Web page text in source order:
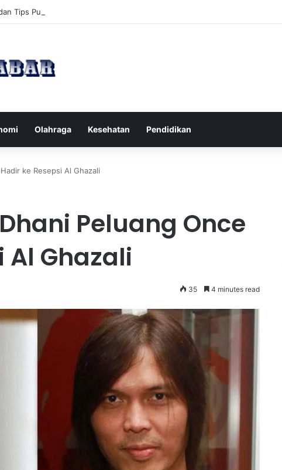
Tips Puasa untuk Kesehatan Optimal
Olahraga Kesehatan Pendidikan
ke Resepsi Al Ghazali
Peluang Once
Al Ghazali
35 4 minutes read